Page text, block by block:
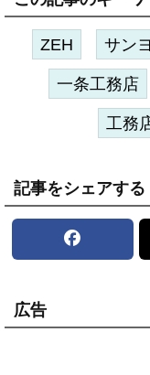
ZEH サン
一条工務店
工務
記事をシェアする
広告